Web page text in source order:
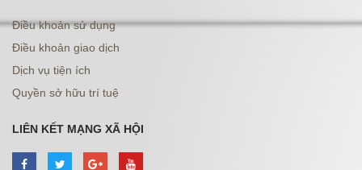
Điều khoản sử dụng
Điều khoản giao dịch
Dịch vụ tiện ích
Quyền sở hữu trí tuệ
LIÊN KẾT MẠNG XÃ HỘI